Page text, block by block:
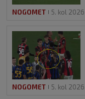
NOGOMET 5. kol 2026
NOGOMET 5. kol 2026